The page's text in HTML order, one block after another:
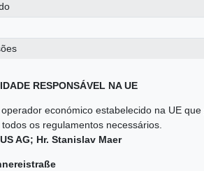
RESPONSÁVEL NA UE
operador económico estabelecido na UE
os regulamentos necessários.
AG; Hr. Stanislav Maer